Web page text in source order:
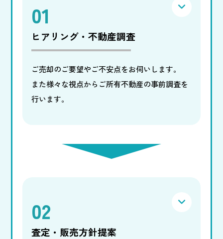
01
ヒアリング・不動産調査
ご売却のご要望やご不安点をお伺いします。
また様々な視点からご所有不動産の事前調査を
行います。
02
査定・販売方針提案